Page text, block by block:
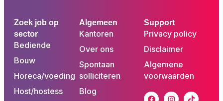
Zoek job op
sector
Bediende
Bouw
Horeca/voeding
Host/hostess
Algemeen
Kantoren
Over ons
Spontaan
solliciteren
Blog
Support
Privacy policy
Disclaimer
Algemene
voorwaarden